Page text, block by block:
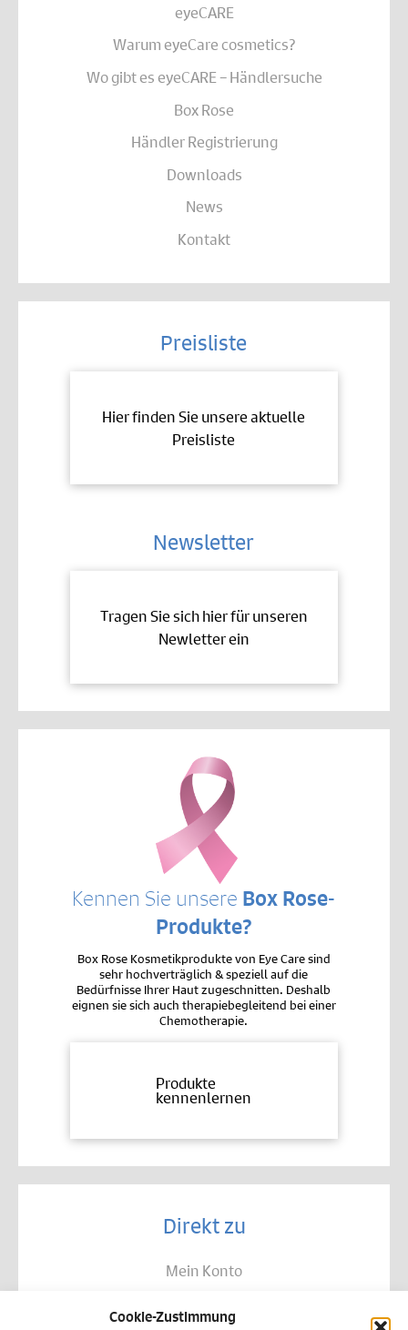
Cookie-Zustimmung
eyeCARE
Warum eyeCare cosmetics?
Wo gibt es eyeCARE – Händlersuche
Box Rose
Händler Registrierung
Downloads
News
Kontakt
Preisliste
Hier finden Sie unsere aktuelle
Preisliste
Newsletter
Tragen Sie sich hier für unseren
Newletter ein
Kennen Sie unsere Box Rose-
Produkte?
Box Rose Kosmetikprodukte von Eye Care sind
sehr hochverträglich & speziell auf die
Bedürfnisse Ihrer Haut zugeschnitten. Deshalb
eignen sie sich auch therapiebegleitend bei einer
Chemotherapie.
Produkte
kennenlernen
Direkt zu
Mein Konto